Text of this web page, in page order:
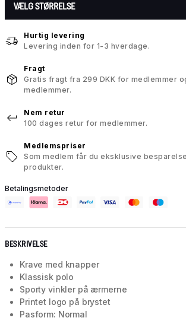
VÆLG STØRRELSE
Hurtig levering
Levering inden for 1-3 hverdage.
Fragt
Gratis fragt fra 299 DKK for medlemmer
medlemmer.
Nem retur
100 dages retur for medlemmer.
Medlemspriser
Som medlem får du eksklusive
produkter.
Betalingsmetoder
BESKRIVELSE
Krave med knapper
Klassisk polo
Sporty vinkler på ærmerne
Printet logo på brystet
Pasform: Normal